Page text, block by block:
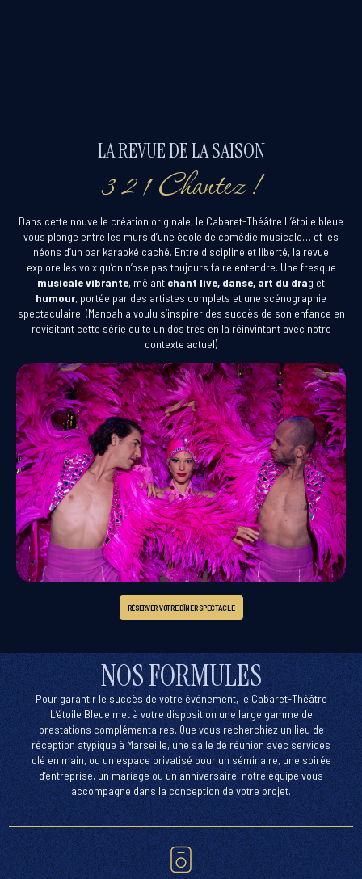
LA REVUE DE LA SAISON
3 2 1 Chantez !
Dans cette nouvelle création originale, le Cabaret-Théâtre L’étoile bleue
vous plonge entre les murs d’une école de comédie musicale… et les
néons d’un bar karaoké caché. Entre discipline et liberté, la revue
explore les voix qu’on n’ose pas toujours faire entendre. Une fresque
musicale vibrante, mêlant chant live, danse, art du drag et
humour, portée par des artistes complets et une scénographie
spectaculaire. (Manoah a voulu s’inspirer des succès de son enfance en
revisitant cette série culte un dos très en la réinvintant avec notre
contexte actuel)
RÉSERVER VOTRE DÎNER SPECTACLE
NOS FORMULES
Pour garantir le succès de votre événement, le Cabaret-Théâtre
L’étoile Bleue met à votre disposition une large gamme de
prestations complémentaires. Que vous recherchiez un lieu de
réception atypique à Marseille, une salle de réunion avec services
clé en main, ou un espace privatisé pour un séminaire, une soirée
d’entreprise, un mariage ou un anniversaire, notre équipe vous
accompagne dans la conception de votre projet.